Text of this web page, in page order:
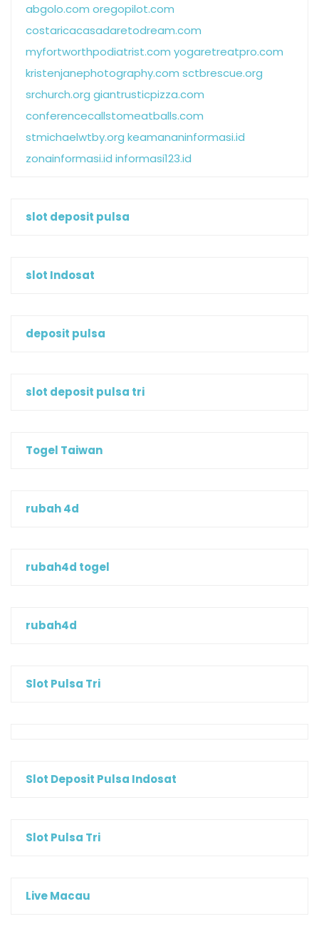
abgolo.com oregopilot.com
costaricacasadaretodream.com
myfortworthpodiatrist.com yogaretreatpro.com
kristenjanephotography.com sctbrescue.org
srchurch.org giantrusticpizza.com
conferencecallstomeatballs.com
stmichaelwtby.org keamananinformasi.id
zonainformasi.id informasi123.id
slot deposit pulsa
slot Indosat
deposit pulsa
slot deposit pulsa tri
Togel Taiwan
rubah 4d
rubah4d togel
rubah4d
Slot Pulsa Tri
Slot Deposit Pulsa Indosat
Slot Pulsa Tri
Live Macau